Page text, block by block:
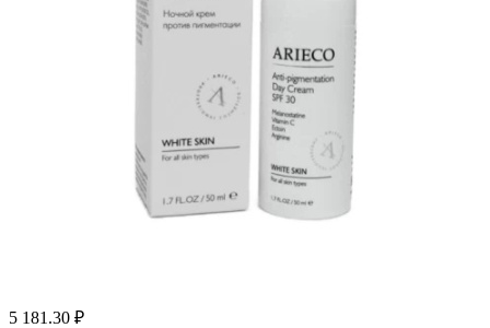
5 181.30 ₽